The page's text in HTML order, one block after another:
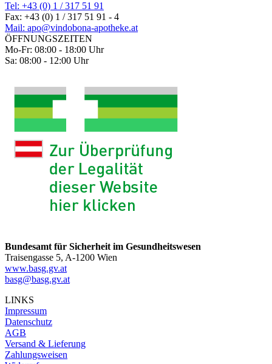
Tel: +43 (0) 1 / 317 51 91
Fax: +43 (0) 1 / 317 51 91 - 4
Mail: apo@vindobona-apotheke.at
ÖFFNUNGSZEITEN
Mo-Fr: 08:00 - 18:00 Uhr
Sa: 08:00 - 12:00 Uhr
Bundesamt für Sicherheit im Gesundheitswesen
Traisengasse 5, A-1200 Wien
www.basg.gv.at
basg@basg.gv.at
LINKS
Impressum
Datenschutz
AGB
Versand & Lieferung
Zahlungsweisen